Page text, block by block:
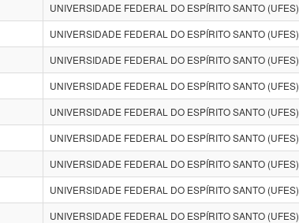
UNIVERSIDADE FEDERAL DO ESPÍRITO SANTO (UFES)
UNIVERSIDADE FEDERAL DO ESPÍRITO SANTO (UFES)
UNIVERSIDADE FEDERAL DO ESPÍRITO SANTO (UFES)
UNIVERSIDADE FEDERAL DO ESPÍRITO SANTO (UFES)
UNIVERSIDADE FEDERAL DO ESPÍRITO SANTO (UFES)
UNIVERSIDADE FEDERAL DO ESPÍRITO SANTO (UFES)
UNIVERSIDADE FEDERAL DO ESPÍRITO SANTO (UFES)
UNIVERSIDADE FEDERAL DO ESPÍRITO SANTO (UFES)
UNIVERSIDADE FEDERAL DO ESPÍRITO SANTO (UFES)